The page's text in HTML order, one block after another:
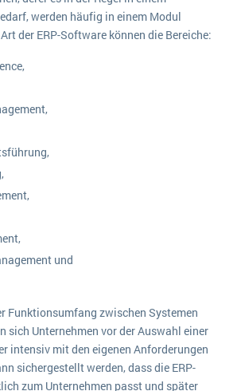
werden häufig in einem Modul
der ERP-Software können die Bereiche:
und
Funktionsumfang zwischen Systemen
sich Unternehmen vor der Auswahl einer
intensiv mit den eigenen Anforderungen
sichergestellt werden, dass die ERP-
zum Unternehmen passt und später